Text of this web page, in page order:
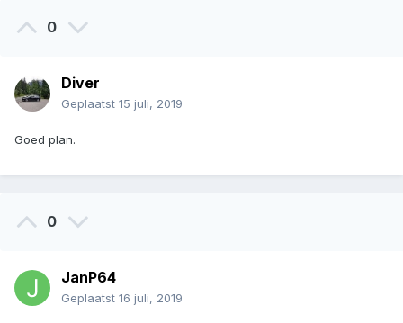
0
Diver
Geplaatst 15 juli, 2019
Goed plan.
0
JanP64
Geplaatst 16 juli, 2019